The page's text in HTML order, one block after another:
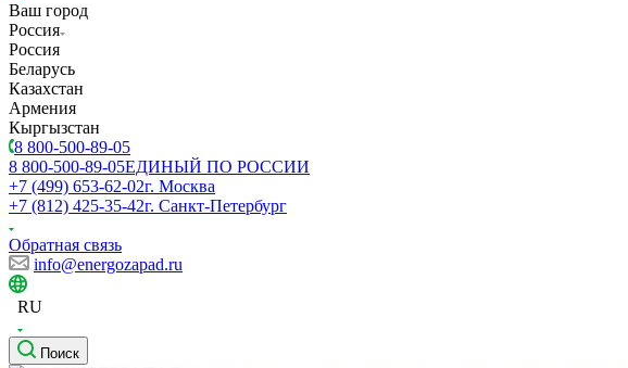
Ваш город
Россия
Россия
Беларусь
Казахстан
Армения
Кыргызстан
8 800-500-89-05
8 800-500-89-05ЕДИНЫЙ ПО РОССИИ
+7 (499) 653-62-02г. Москва
+7 (812) 425-35-42г. Санкт-Петербург
Обратная связь
info@energozapad.ru
RU
Поиск